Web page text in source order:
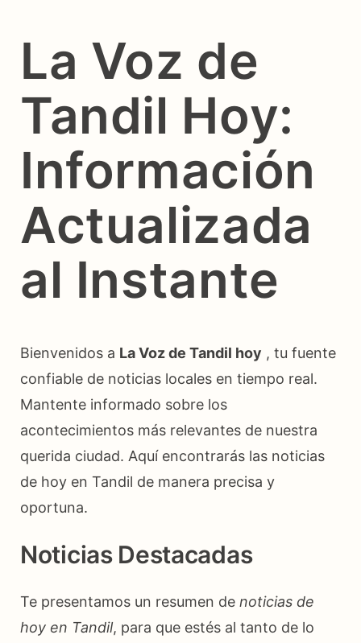
La Voz de
Tandil Hoy:
Información
Actualizada
al Instante
Bienvenidos a La Voz de Tandil hoy , tu fuente
confiable de noticias locales en tiempo real.
Mantente informado sobre los
acontecimientos más relevantes de nuestra
querida ciudad. Aquí encontrarás las noticias
de hoy en Tandil de manera precisa y
oportuna.
Noticias Destacadas
Te presentamos un resumen de noticias de
hoy en Tandil, para que estés al tanto de lo